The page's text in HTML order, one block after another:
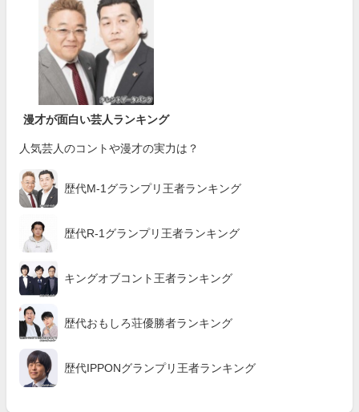
漫才が面白い芸人ランキング
人気芸人のコントや漫才の実力は？
歴代M-1グランプリ王者ランキング
歴代R-1グランプリ王者ランキング
キングオブコント王者ランキング
歴代おもしろ荘優勝者ランキング
歴代IPPONグランプリ王者ランキング